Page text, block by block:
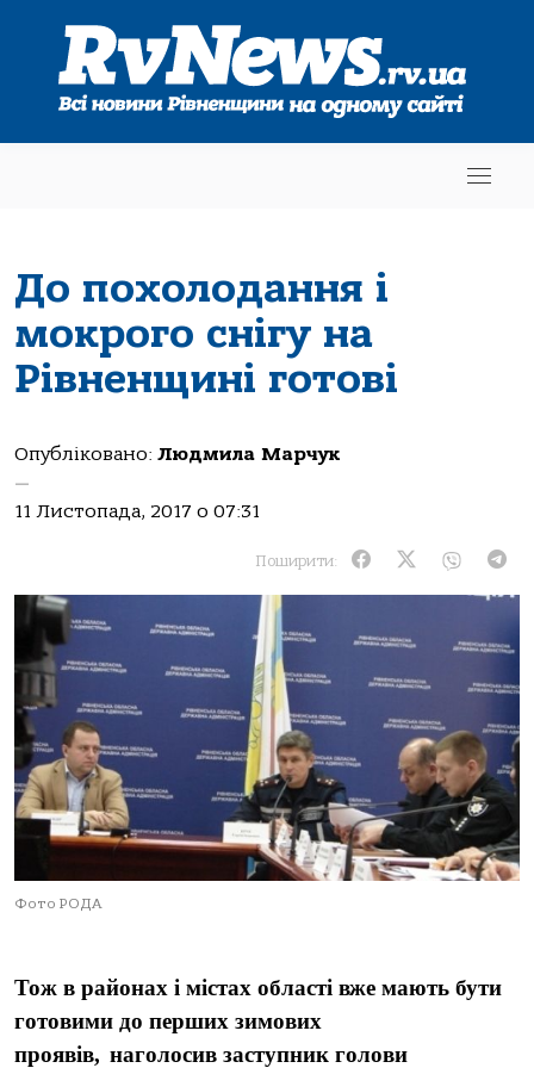
До похолодання і
мокрого снігу на
Рівненщині готові
Опубліковано: Людмила Марчук
—
11 Листопада, 2017 о 07:31
Поширити:
Фото РОДА
Тож в районах і містах області вже мають бути
готовими до перших зимових
проявів, наголосив заступник голови